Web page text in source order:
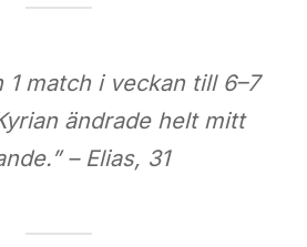
1 match i veckan till 6–7
ändrade helt mitt
– Elias, 31